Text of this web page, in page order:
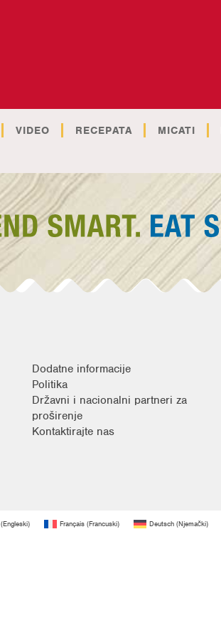
VIDEO RECEPATA MICATI
Dodatne informacije
Politika
Državni i nacionalni partneri za
proširenje
Kontaktirajte nas
(Engleski) Français (Francuski) Deutsch (Njemački)